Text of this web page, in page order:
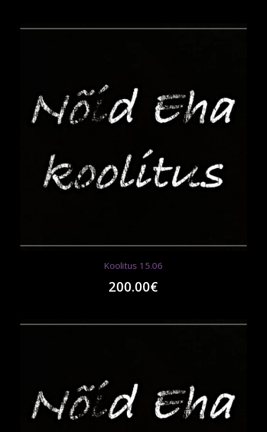
Koolitus 15.06
200.00€